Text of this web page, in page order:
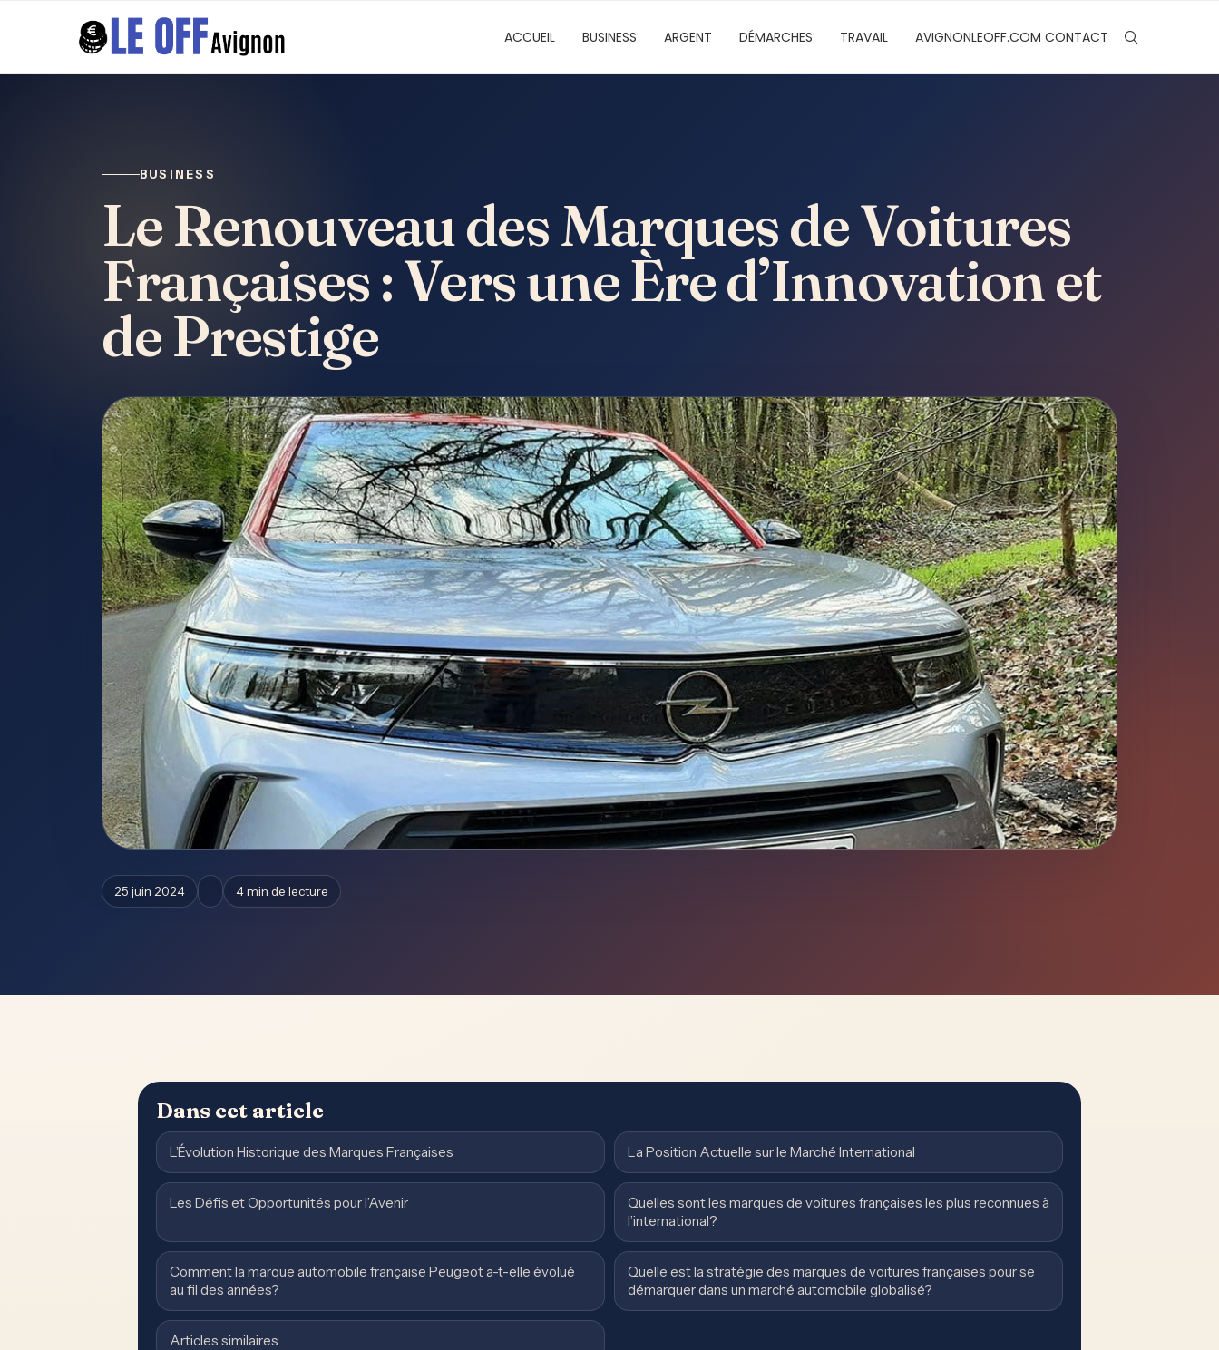
ACCUEIL BUSINESS ARGENT DÉMARCHES TRAVAIL AVIGNONLEOFF.COM CONTACT
BUSINESS
Le Renouveau des Marques de Voitures
Françaises : Vers une Ère d’Innovation et
de Prestige
25 juin 2024 4 min de lecture
Dans cet article
L’Évolution Historique des Marques Françaises La Position Actuelle sur le Marché International
Les Défis et Opportunités pour l’Avenir
Quelles sont les marques de voitures françaises les plus reconnues à
l’international?
Comment la marque automobile française Peugeot a-t-elle évolué
au fil des années?
Quelle est la stratégie des marques de voitures françaises pour se
démarquer dans un marché automobile globalisé?
Articles similaires